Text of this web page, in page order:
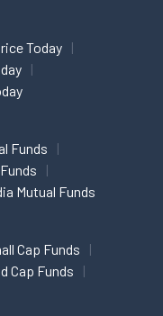
Today
Funds
Mutual Funds
Cap Funds
Cap Funds